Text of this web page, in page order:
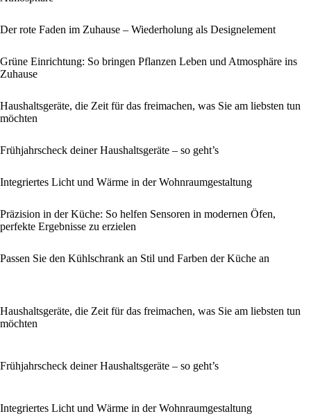
Der rote Faden im Zuhause – Wiederholung als Designelement
Grüne Einrichtung: So bringen Pflanzen Leben und Atmosphäre ins
Zuhause
Haushaltsgeräte, die Zeit für das freimachen, was Sie am liebsten tun
möchten
Frühjahrscheck deiner Haushaltsgeräte – so geht’s
Integriertes Licht und Wärme in der Wohnraumgestaltung
Präzision in der Küche: So helfen Sensoren in modernen Öfen,
perfekte Ergebnisse zu erzielen
Passen Sie den Kühlschrank an Stil und Farben der Küche an
Haushaltsgeräte, die Zeit für das freimachen, was Sie am liebsten tun
möchten
Frühjahrscheck deiner Haushaltsgeräte – so geht’s
Integriertes Licht und Wärme in der Wohnraumgestaltung